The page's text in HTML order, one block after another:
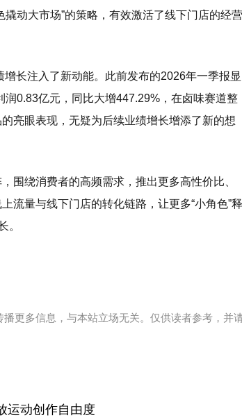
动大市场”的策略，有效激活了线下门店的经营
长注入了新动能。此前发布的2026年一季报显
0.83亿元，同比大增447.29%，在卤味赛道整
亮眼表现，无疑为后续业绩增长增添了新的想
围绕消费者的高频需求，推出更多高性价比、
流量与线下门店的转化链路，让更多“小角色”释
。
更多信息，与本站立场无关。仅供读者参考，并
运动创作自由度